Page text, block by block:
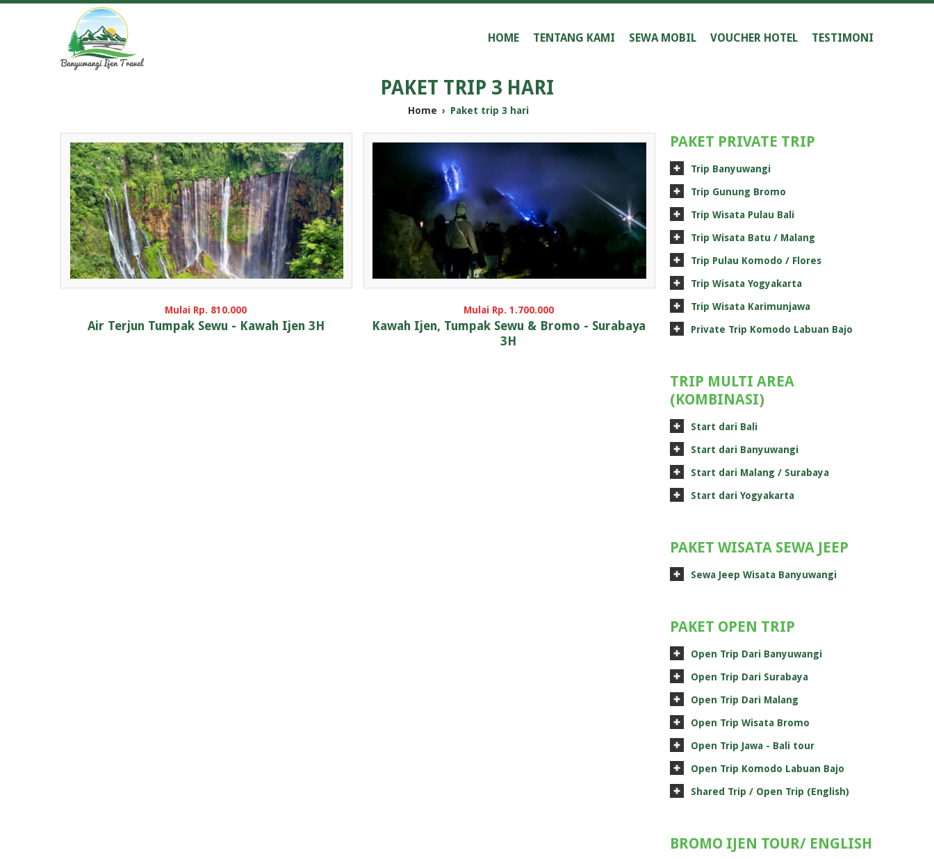
HOME TENTANG KAMI SEWA MOBIL VOUCHER HOTEL TESTIMONI
PAKET TRIP 3 HARI
Home › Paket trip 3 hari
Mulai Rp. 810.000
Air Terjun Tumpak Sewu - Kawah Ijen 3H
Mulai Rp. 1.700.000
Kawah Ijen, Tumpak Sewu & Bromo - Surabaya
3H
PAKET PRIVATE TRIP
Trip Banyuwangi
Trip Gunung Bromo
Trip Wisata Pulau Bali
Trip Wisata Batu / Malang
Trip Pulau Komodo / Flores
Trip Wisata Yogyakarta
Trip Wisata Karimunjawa
Private Trip Komodo Labuan Bajo
TRIP MULTI AREA
(KOMBINASI)
Start dari Bali
Start dari Banyuwangi
Start dari Malang / Surabaya
Start dari Yogyakarta
PAKET WISATA SEWA JEEP
Sewa Jeep Wisata Banyuwangi
PAKET OPEN TRIP
Open Trip Dari Banyuwangi
Open Trip Dari Surabaya
Open Trip Dari Malang
Open Trip Wisata Bromo
Open Trip Jawa - Bali tour
Open Trip Komodo Labuan Bajo
Shared Trip / Open Trip (English)
BROMO IJEN TOUR/ ENGLISH